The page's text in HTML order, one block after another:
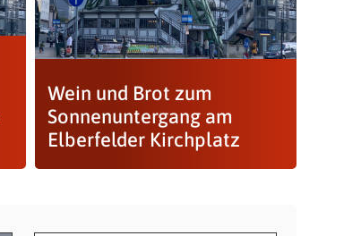
Wein und Brot zum
Sonnenuntergang am
Elberfelder Kirchplatz